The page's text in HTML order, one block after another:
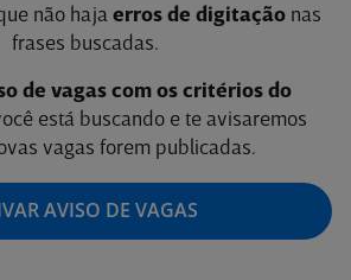
não haja erros de digitação nas
frases buscadas.
de vagas com os critérios do
está buscando e te avisaremos
vagas forem publicadas.
AVISO DE VAGAS